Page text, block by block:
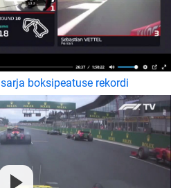
boksipeatuse rekordi